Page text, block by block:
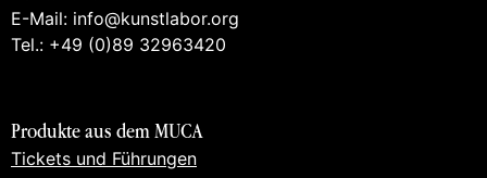
E-Mail: info@kunstlabor.org
Tel.: +49 (0)89 32963420
Produkte aus dem MUCA
Tickets und Führungen